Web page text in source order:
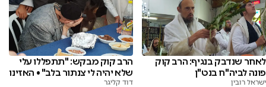
לאחר שנדבק בנגיף: הרב קוק
פונה לביה"ח בנט"ן
ישראל רובין
הרב קוק מבקש: "תתפללו עלי
שלא יהיה לי צנתור בלב" • האזינו
דוד קליגר